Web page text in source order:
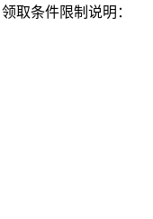
取条件限制说明：